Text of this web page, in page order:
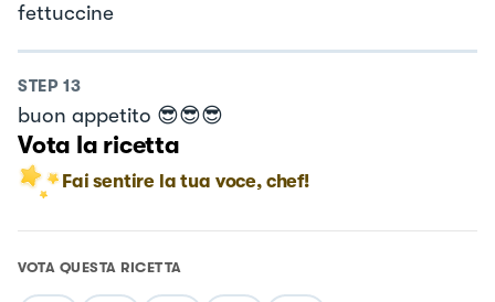
fettuccine
STEP 13
buon appetito 😎😎😎
Vota la ricetta
Fai sentire la tua voce, chef!
VOTA QUESTA RICETTA